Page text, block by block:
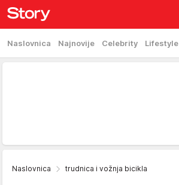
Naslovnica Najnovije Celebrity Lifestyle
Naslovnica trudnica i vožnja bicikla